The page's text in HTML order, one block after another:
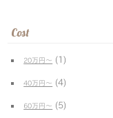
Cost
20万円〜 (1)
40万円〜 (4)
60万円〜 (5)